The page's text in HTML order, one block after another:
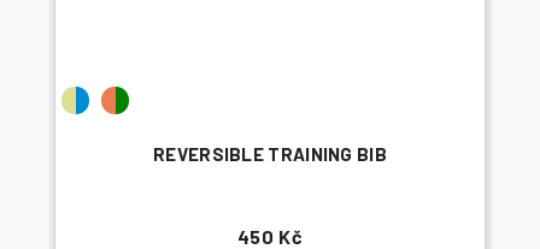
REVERSIBLE TRAINING BIB
450 Kč